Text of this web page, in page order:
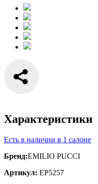
Характеристики
Есть в наличии в 1 салоне
Бренд:EMILIO PUCCI
Артикул: EP5257